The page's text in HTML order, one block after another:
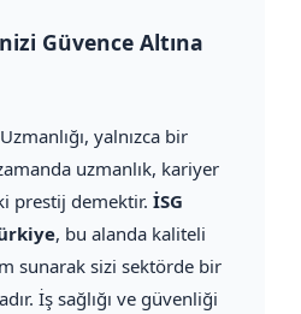
Güvence Altına
yalnızca bir
uzmanlık, kariyer
prestij demektir. İSG
, bu alanda kaliteli
sunarak sizi sektörde bir
İş sağlığı ve güvenliği